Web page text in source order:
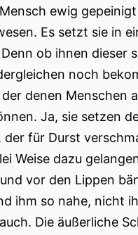
ewig
Es setzt sie in
ob ihnen
noch
denen Menschen
Ja, sie setzen
für Durst
Weise dazu
vor den Lippen
ihm so nahe, nicht
Die äußerliche